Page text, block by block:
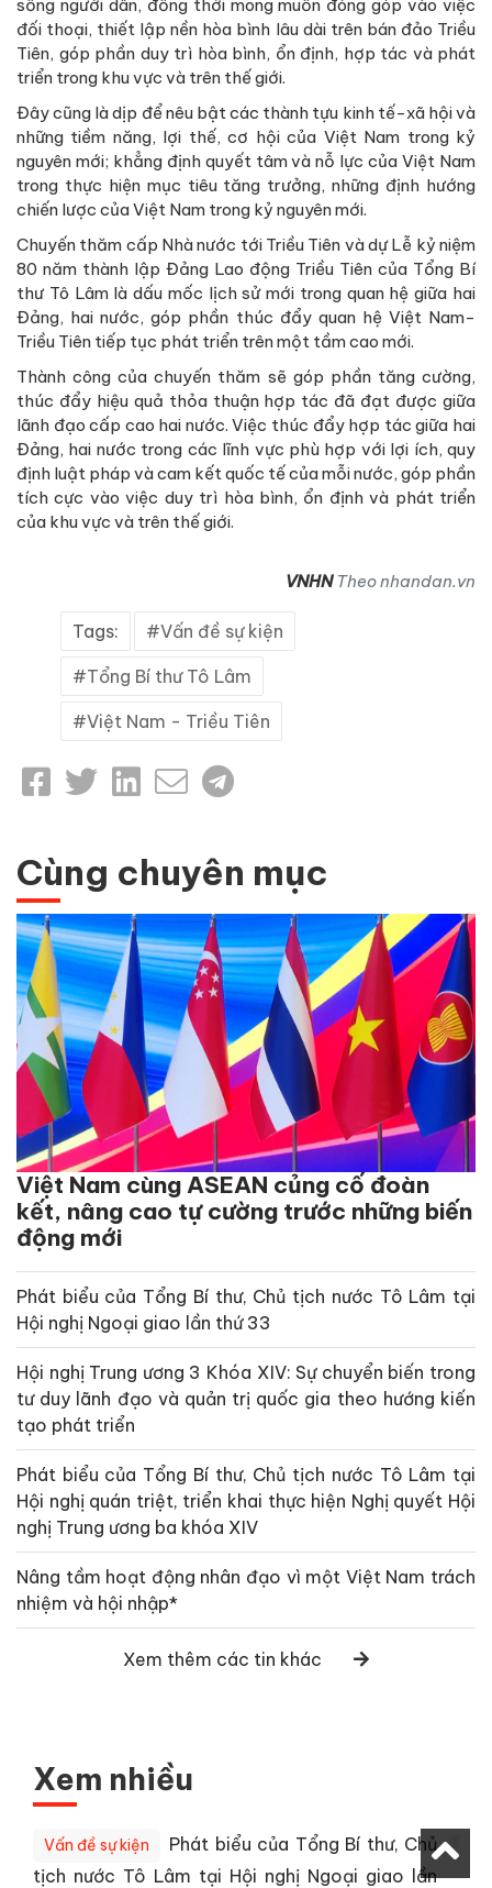
sống người dân, đồng thời mong muốn đóng góp vào việc
đối thoại, thiết lập nền hòa bình lâu dài trên bán đảo Triều
Tiên, góp phần duy trì hòa bình, ổn định, hợp tác và phát
triển trong khu vực và trên thế giới.
Đây cũng là dịp để nêu bật các thành tựu kinh tế-xã hội và
những tiềm năng, lợi thế, cơ hội của Việt Nam trong kỷ
nguyên mới; khẳng định quyết tâm và nỗ lực của Việt Nam
trong thực hiện mục tiêu tăng trưởng, những định hướng
chiến lược của Việt Nam trong kỷ nguyên mới.
Chuyến thăm cấp Nhà nước tới Triều Tiên và dự Lễ kỷ niệm
80 năm thành lập Đảng Lao động Triều Tiên của Tổng Bí
thư Tô Lâm là dấu mốc lịch sử mới trong quan hệ giữa hai
Đảng, hai nước, góp phần thúc đẩy quan hệ Việt Nam-
Triều Tiên tiếp tục phát triển trên một tầm cao mới.
Thành công của chuyến thăm sẽ góp phần tăng cường,
thúc đẩy hiệu quả thỏa thuận hợp tác đã đạt được giữa
lãnh đạo cấp cao hai nước. Việc thúc đẩy hợp tác giữa hai
Đảng, hai nước trong các lĩnh vực phù hợp với lợi ích, quy
định luật pháp và cam kết quốc tế của mỗi nước, góp phần
tích cực vào việc duy trì hòa bình, ổn định và phát triển
của khu vực và trên thế giới.
VNHN Theo nhandan.vn
Tags: Vấn đề sự kiện
Tổng Bí thư Tô Lâm
Việt Nam - Triều Tiên
Cùng chuyên mục
Việt Nam cùng ASEAN củng cố đoàn
kết, nâng cao tự cường trước những biến
động mới
Phát biểu của Tổng Bí thư, Chủ tịch nước Tô Lâm tại
Hội nghị Ngoại giao lần thứ 33
Hội nghị Trung ương 3 Khóa XIV: Sự chuyển biến trong
tư duy lãnh đạo và quản trị quốc gia theo hướng kiến
tạo phát triển
Phát biểu của Tổng Bí thư, Chủ tịch nước Tô Lâm tại
Hội nghị quán triệt, triển khai thực hiện Nghị quyết Hội
nghị Trung ương ba khóa XIV
Nâng tầm hoạt động nhân đạo vì một Việt Nam trách
nhiệm và hội nhập*
Xem thêm các tin khác
Xem nhiều
Vấn đề sự kiện
Phát biểu của Tổng Bí thư, Chủ
tịch nước Tô Lâm tại Hội nghị Ngoại giao lần
1